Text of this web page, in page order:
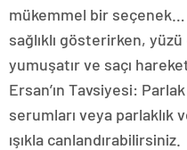
mükemmel bir seçenek…
sağlıklı gösterirken,
yumuşatır ve saçı
Ersan’ın Tavsiyesi:
serumları veya parlaklık
ışıkla canlandırabilirsiniz.